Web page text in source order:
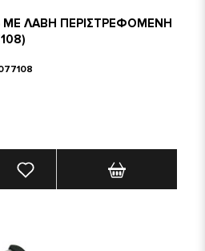
ΜΕ ΛΑΒΗ ΠΕΡΙΣΤΡΕΦΟΜΕΝΗ